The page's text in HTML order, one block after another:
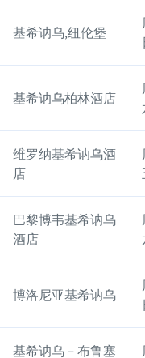
基希讷乌,纽伦堡
基希讷乌柏林酒店
维罗纳基希讷乌酒
店
巴黎博韦基希讷乌
酒店
博洛尼亚基希讷乌
基希讷乌 – 布鲁塞